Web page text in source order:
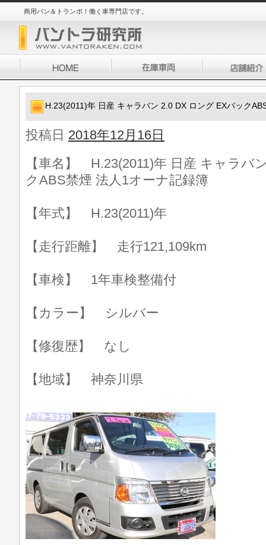
商用バン＆トランポ！働く車専門店です。
H.23(2011)年 日産 キャラバン 2.0 DX ロング EXパック
投稿日 2018年12月16日
【車名】 H.23(2011)年 日産 キャラバ
クABS禁煙 法人1オーナ記録簿
【年式】 H.23(2011)年
【走行距離】 走行121,109km
【車検】 1年車検整備付
【カラー】 シルバー
【修復歴】 なし
【地域】 神奈川県